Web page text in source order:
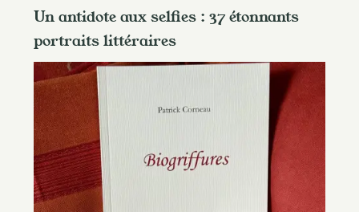
Un antidote aux selfies : 37 étonnants
portraits littéraires